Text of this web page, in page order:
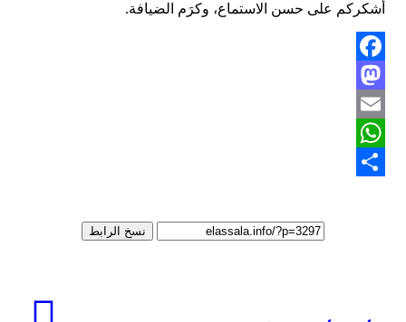
أشكركم على حسن الاستماع، وكرَم الضيافة.
Facebook
Mastodon
Email
WhatsApp
نسخ الرابط